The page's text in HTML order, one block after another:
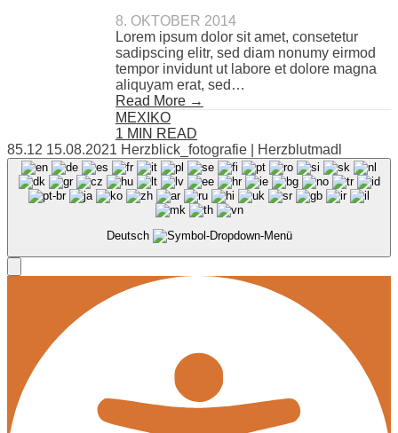
8. OKTOBER 2014
Lorem ipsum dolor sit amet, consetetur
sadipscing elitr, sed diam nonumy eirmod
tempor invidunt ut labore et dolore magna
aliquyam erat, sed…
Read More →
MEXIKO
1 MIN READ
85.12 15.08.2021 Herzblick_fotografie | Herzblutmadl
Deutsch